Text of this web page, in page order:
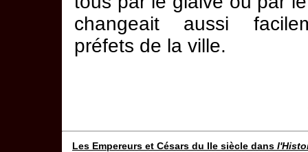
changeait aussi
préfets de la ville.
Les Empereurs et Césars du IIe siècle dans